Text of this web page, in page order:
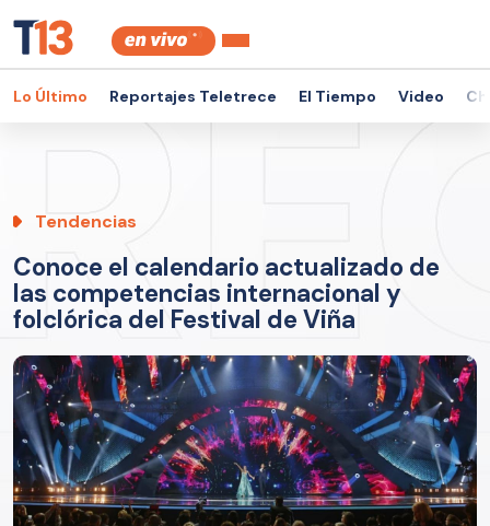
Lo Último Reportajes Teletrece El Tiempo Video
Tendencias
Conoce el calendario actualizado de
las competencias internacional y
folclórica del Festival de Viña